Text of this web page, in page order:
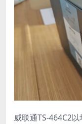
威联通TS-464C2